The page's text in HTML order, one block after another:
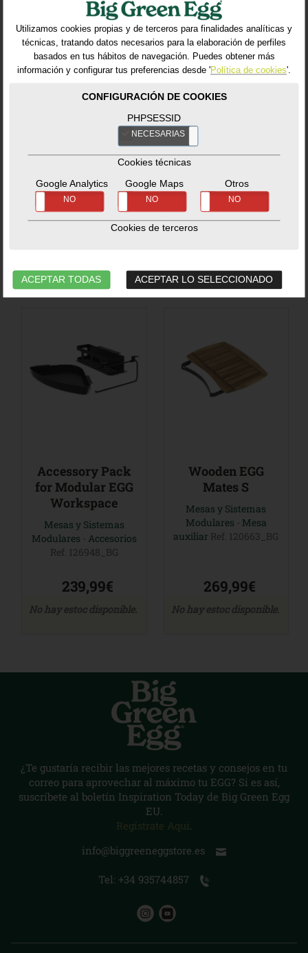
Mesas y Sistemas
Modulares-Mesa
549,99€
Mesas y Sistemas
Modulares-Mesa
1.199,99€
Accessory Pack
for Modular EGG
Workspace
Mesas y Sistemas
Modulares
Accesorios
Ref. 126948_BG
239,99€
No hay estoc disponible.
Wooden EGG
Mates S
Mesas y Sistemas
Modulares
Mesa
auxiliar Ref. 120663_BG
269,99€
No hay estoc disponible.
¿Te gustaría recibir las mejores recetas y consejos en tu
correo para aprovechar al máximo tu EGG? Si es así,
suscríbete al boletín Inspiration Today de Big Green Egg
EU.
Regístrate Aquí.
info@biggreeneggstore.es
Tel: +34 935744857
Utilizamos cookies propias y de terceros para finalidades analíticas y
técnicas, tratando datos necesarios para la elaboración de perfiles
basados en tus hábitos de navegación. Puedes obtener más
información y configurar tus preferencias desde 'Política de cookies'.
CONFIGURACIÓN DE COOKIES
PHPSESSID
NECESARIAS
Cookies técnicas
Google Analytics
NO
Google Maps
NO
Otros
NO
Cookies de terceros
ACEPTAR TODAS ACEPTAR LO SELECCIONADO